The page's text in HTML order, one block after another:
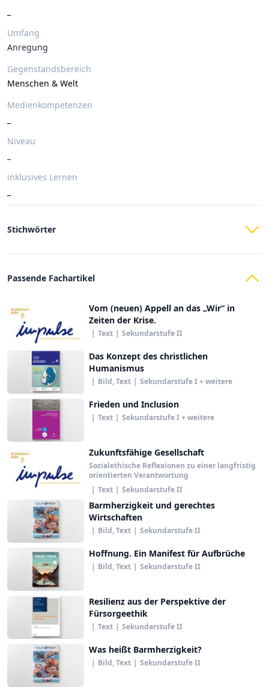
Umfang
Anregung
Gegenstandsbereich
Menschen & Welt
Medienkompetenzen
Niveau
inklusives Lernen
Stichwörter
Passende Fachartikel
Vom (neuen) Appell an das „Wir“ in
Zeiten der Krise.
| Text | Sekundarstufe II
Das Konzept des christlichen
Humanismus
| Bild, Text | Sekundarstufe I + weitere
Frieden und Inclusion
| Text | Sekundarstufe I + weitere
Zukunftsfähige Gesellschaft
Sozialethische Reflexionen zu einer langfristig
orientierten Verantwortung
| Text | Sekundarstufe II
Barmherzigkeit und gerechtes
Wirtschaften
| Bild, Text | Sekundarstufe II
Hoffnung. Ein Manifest für Aufbrüche
| Bild, Text | Sekundarstufe II
Resilienz aus der Perspektive der
Fürsorgeethik
| Text | Sekundarstufe II
Was heißt Barmherzigkeit?
| Bild, Text | Sekundarstufe II